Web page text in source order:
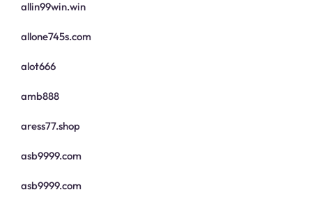
allin99win.win
allone745s.com
alot666
amb888
aress77.shop
asb9999.com
asb9999.com